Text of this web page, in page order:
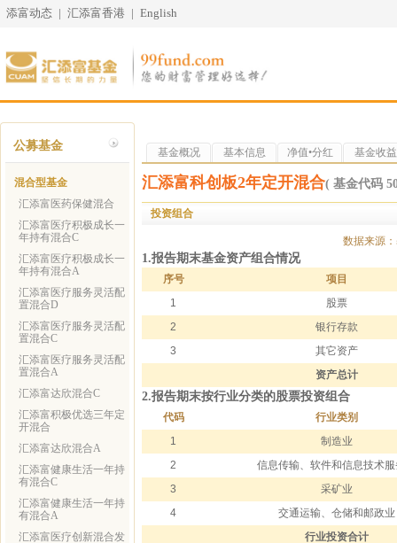
添富动态 | 汇添富香港 | English
公募基金
混合型基金
汇添富医药保健混合
汇添富医疗积极成长一
年持有混合C
汇添富医疗积极成长一
年持有混合A
汇添富医疗服务灵活配
置混合D
汇添富医疗服务灵活配
置混合C
汇添富医疗服务灵活配
置混合A
汇添富达欣混合C
汇添富积极优选三年定
开混合
汇添富达欣混合A
汇添富健康生活一年持
有混合C
汇添富健康生活一年持
有混合A
汇添富医疗创新混合发
基金概况 基本信息 净值•分红 基金收益
汇添富科创板2年定开混合( 基金代码
投资组合
数据来源
1.报告期末基金资产组合情况
序号 项目
1 股票
2 银行存款
3 其它资产
资产总计
2.报告期末按行业分类的股票投资组合
代码 行业类别
1 制造业
2 信息传输、软件和信息技术服
3 采矿业
4 交通运输、仓储和邮政业
行业投资合计